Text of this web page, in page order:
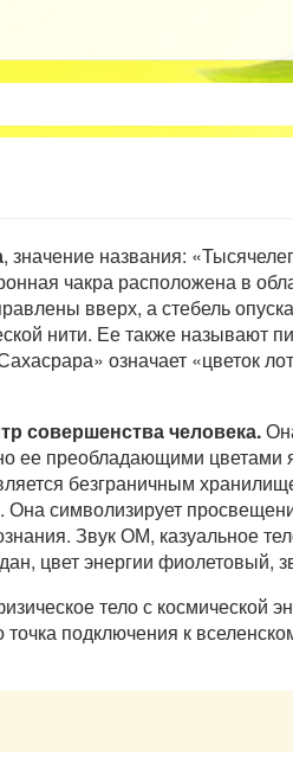
, значение названия:
чакра расположена в
вверх, а стебель
нити. Ее также называют
означает «цветок
совершенства человека.
ее преобладающими цветами
безграничным
Она символизирует
Звук ОМ, казуальное
цвет энергии фиолетовый,
тело с космической
подключения к